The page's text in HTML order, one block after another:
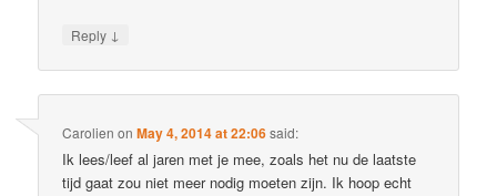
Reply ↓
Carolien onMay 4, 2014 at 22:06said:
Ik lees/leef al jaren met je mee, zoals het nu de laatste
tijd gaat zou niet meer nodig moeten zijn. Ik hoop echt